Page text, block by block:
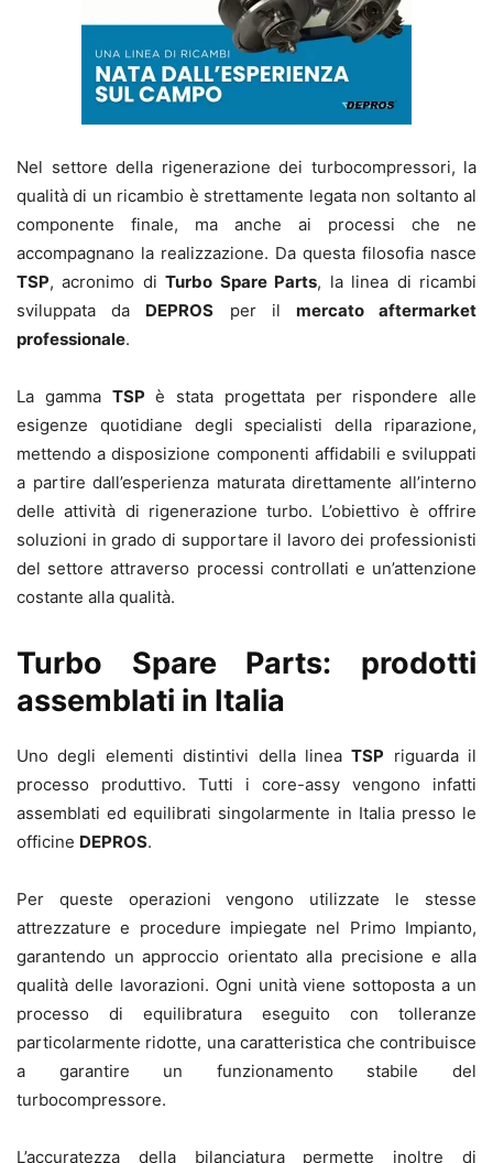
Nel settore della rigenerazione dei turbocompressori, la
qualità di un ricambio è strettamente legata non soltanto al
componente finale, ma anche ai processi che ne
accompagnano la realizzazione. Da questa filosofia nasce
TSP, acronimo diTurbo Spare Parts, la linea di ricambi
sviluppata da DEPROS per il mercato aftermarket
professionale.
La gamma TSP è stata progettata per rispondere alle
esigenze quotidiane degli specialisti della riparazione,
mettendo a disposizione componenti affidabili e sviluppati
a partire dall’esperienza maturata direttamente all’interno
delle attività di rigenerazione turbo. L’obiettivo è offrire
soluzioni in grado di supportare il lavoro dei professionisti
del settore attraverso processi controllati e un’attenzione
costante alla qualità.
Turbo Spare Parts: prodotti
assemblati in Italia
Uno degli elementi distintivi della lineaTSP riguarda il
processo produttivo. Tutti i core-assy vengono infatti
assemblati ed equilibrati singolarmente in Italia presso le
officine DEPROS.
Per queste operazioni vengono utilizzate le stesse
attrezzature e procedure impiegate nel Primo Impianto,
garantendo un approccio orientato alla precisione e alla
qualità delle lavorazioni. Ogni unità viene sottoposta a un
processo di equilibratura eseguito con tolleranze
particolarmente ridotte, una caratteristica che contribuisce
a garantire un funzionamento stabile del
turbocompressore.
L’accuratezza della bilanciatura permette inoltre di